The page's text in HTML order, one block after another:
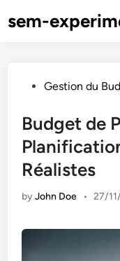
tosem-
PostedGestion du
Budget de
Réalistes
byJohn Doe • 27/